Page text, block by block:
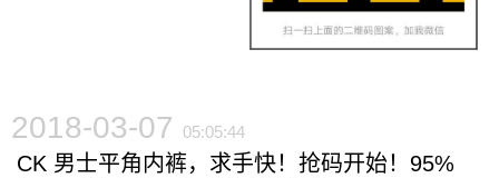
2018-03-07 05:05:44
CK 男士平角内裤，求手快！抢码开始！95%